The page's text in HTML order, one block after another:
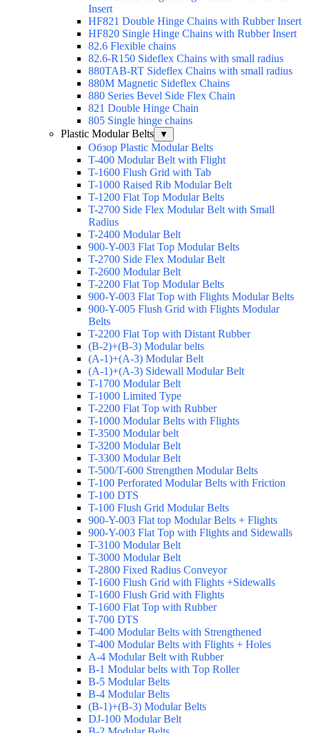
Insert
HF821 Double Hinge Chains with Rubber Insert
HF820 Single Hinge Chains with Rubber Insert
82.6 Flexible chains
82.6-R150 Sideflex Chains with small radius
880TAB-RT Sideflex Chains with small radius
880M Magnetic Sideflex Chains
880 Series Bevel Side Flex Chain
821 Double Hinge Chain
805 Single hinge chains
Plastic Modular Belts
▼
Обзор Plastic Modular Belts
T-400 Modular Belt with Flight
T-1600 Flush Grid with Tab
T-1000 Raised Rib Modular Belt
T-1200 Flat Top Modular Belts
T-2700 Side Flex Modular Belt with Small
Radius
T-2400 Modular Belt
900-Y-003 Flat Top Modular Belts
T-2700 Side Flex Modular Belt
T-2600 Modular Belt
T-2200 Flat Top Modular Belts
900-Y-003 Flat Top with Flights Modular Belts
900-Y-005 Flush Grid with Flights Modular
Belts
T-2200 Flat Top with Distant Rubber
(B-2)+(B-3) Modular belts
(A-1)+(A-3) Modular Belt
(A-1)+(A-3) Sidewall Modular Belt
T-1700 Modular Belt
T-1000 Limited Type
T-2200 Flat Top with Rubber
T-1000 Modular Belts with Flights
T-3500 Modular belt
T-3200 Modular Belt
T-3300 Modular Belt
T-500/T-600 Strengthen Modular Belts
T-100 Perforated Modular Belts with Friction
T-100 DTS
T-100 Flush Grid Modular Belts
900-Y-003 Flat top Modular Belts + Flights
900-Y-003 Flat Top with Flights and Sidewalls
T-3100 Modular Belt
T-3000 Modular Belt
T-2800 Fixed Radius Conveyor
T-1600 Flush Grid with Flights +Sidewalls
T-1600 Flush Grid with Flights
T-1600 Flat Top with Rubber
T-700 DTS
T-400 Modular Belts with Strengthened
T-400 Modular Belts with Flights + Holes
A-4 Modular Belt with Rubber
B-1 Modular belts with Top Roller
B-5 Modular Belts
B-4 Modular Belts
(B-1)+(B-3) Modular Belts
DJ-100 Modular Belt